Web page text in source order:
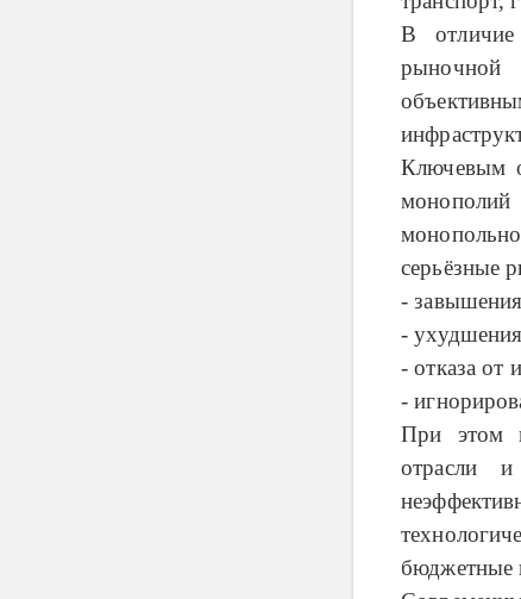
В отличие
рыночной
Ключевым
монополий
серьёзные
-
- ухудшения
- отказа от
-
При этом
отрасли
бюджетные